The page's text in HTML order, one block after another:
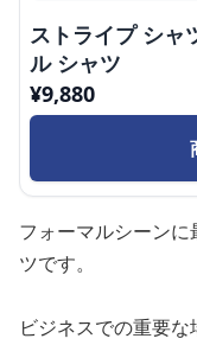
ストライプ シャ
ル シャツ
¥9,880
フォーマルシーン
ツです。
ビジネスでの重要